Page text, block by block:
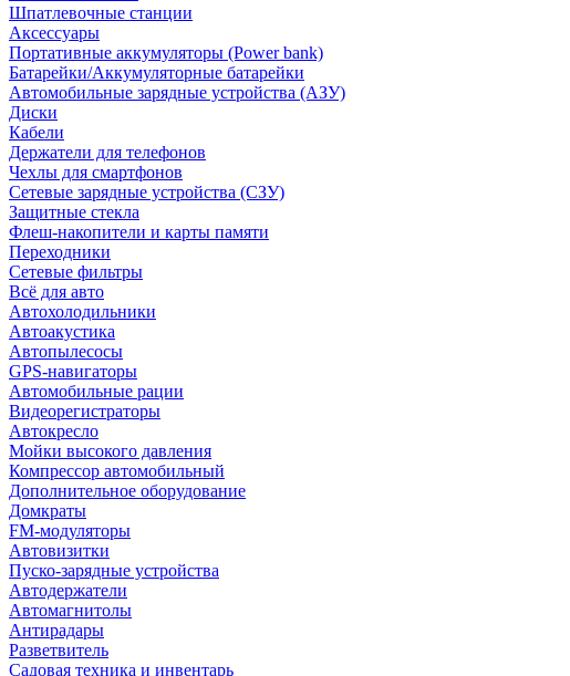
Шпатлевочные станции
Аксессуары
Портативные аккумуляторы (Power bank)
Батарейки/Аккумуляторные батарейки
Автомобильные зарядные устройства (АЗУ)
Диски
Кабели
Держатели для телефонов
Чехлы для смартфонов
Сетевые зарядные устройства (СЗУ)
Защитные стекла
Флеш-накопители и карты памяти
Переходники
Сетевые фильтры
Всё для авто
Автохолодильники
Автоакустика
Автопылесосы
GPS-навигаторы
Автомобильные рации
Видеорегистраторы
Автокресло
Мойки высокого давления
Компрессор автомобильный
Дополнительное оборудование
Домкраты
FM-модуляторы
Автовизитки
Пуско-зарядные устройства
Автодержатели
Автомагнитолы
Антирадары
Разветвитель
Садовая техника и инвентарь